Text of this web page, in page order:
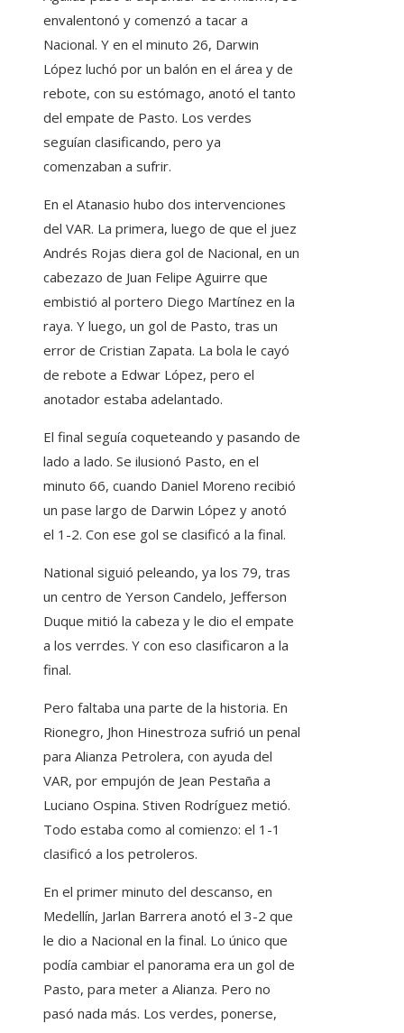
envalentonó y comenzó a tacar a
Nacional. Y en el minuto 26, Darwin
López luchó por un balón en el área y de
rebote, con su estómago, anotó el tanto
del empate de Pasto. Los verdes
seguían clasificando, pero ya
comenzaban a sufrir.
En el Atanasio hubo dos intervenciones
del VAR. La primera, luego de que el juez
Andrés Rojas diera gol de Nacional, en un
cabezazo de Juan Felipe Aguirre que
embistió al portero Diego Martínez en la
raya. Y luego, un gol de Pasto, tras un
error de Cristian Zapata. La bola le cayó
de rebote a Edwar López, pero el
anotador estaba adelantado.
El final seguía coqueteando y pasando de
lado a lado. Se ilusionó Pasto, en el
minuto 66, cuando Daniel Moreno recibió
un pase largo de Darwin López y anotó
el 1-2. Con ese gol se clasificó a la final.
National siguió peleando, ya los 79, tras
un centro de Yerson Candelo, Jefferson
Duque mitió la cabeza y le dio el empate
a los verrdes. Y con eso clasificaron a la
final.
Pero faltaba una parte de la historia. En
Rionegro, Jhon Hinestroza sufrió un penal
para Alianza Petrolera, con ayuda del
VAR, por empujón de Jean Pestaña a
Luciano Ospina. Stiven Rodríguez metió.
Todo estaba como al comienzo: el 1-1
clasificó a los petroleros.
En el primer minuto del descanso, en
Medellín, Jarlan Barrera anotó el 3-2 que
le dio a Nacional en la final. Lo único que
podía cambiar el panorama era un gol de
Pasto, para meter a Alianza. Pero no
pasó nada más. Los verdes, ponerse,